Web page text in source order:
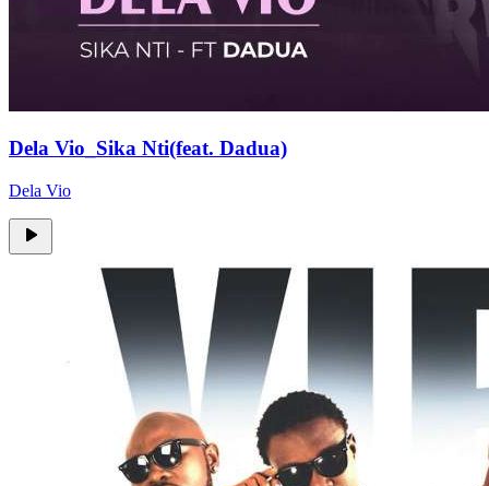
Dela Vio_Sika Nti(feat. Dadua)
Dela Vio